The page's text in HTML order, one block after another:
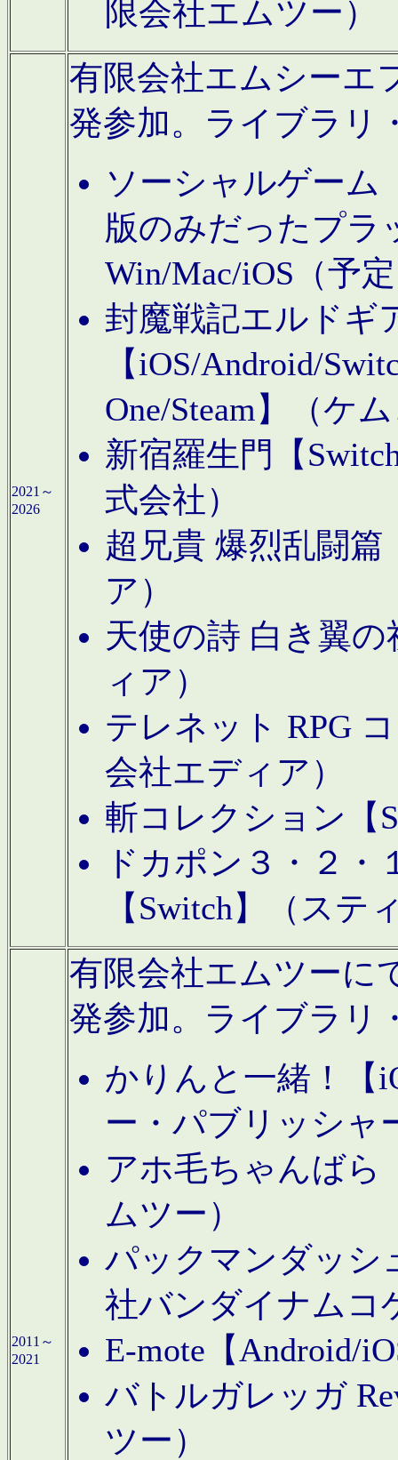
限会社エムツー）
2021～
2026
有限会社エムシーエ
発参加。ライブラリ
ソーシャルゲーム
版のみだったプラ
Win/Mac/iOS（予
封魔戦記エルドギ
【iOS/Android/
One/Steam】（ケ
新宿羅生門【
式会社）
超兄貴 爆烈乱闘篇
ア）
天使の詩 白き翼
ィア）
テレネット RPG
会社エディア）
斬コレクション【
ドカポン３・２
【Switch】（ステ
2011～
2021
有限会社エムツーに
発参加。ライブラリ
かりんと一緒！【
ー・パブリッシャ
アホ毛ちゃんばら
ムツー）
パックマンダッシ
社バンダイナムコ
E-mote【Android/
バトルガレッガ
ツー）